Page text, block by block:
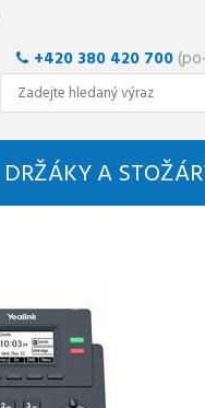
+420 380 420 700
DRŽÁKY A